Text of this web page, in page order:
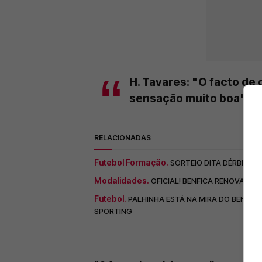
H. Tavares: "O facto de
sensação muito boa"
RELACIONADAS
Futebol Formação. SORTEIO DITA DÉRBI
Modalidades. OFICIAL! BENFICA RENOVA
Futebol. PALHINHA ESTÁ NA MIRA DO
SPORTING